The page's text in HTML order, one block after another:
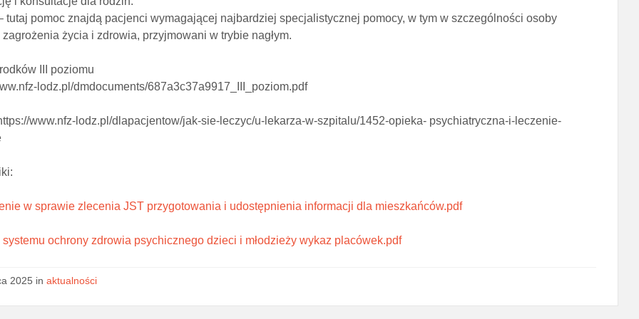
tutaj pomoc znajdą pacjenci wymagającej najbardziej specjalistycznej pomocy, w tym w szczególności osoby
życia i zdrowia, przyjmowani w trybie nagłym.
III poziomu
lodz.pl/dmdocuments/687a3c37a9917_III_poziom.pdf
www.nfz-lodz.pl/dlapacjentow/jak-sie-leczyc/u-lekarza-w-szpitalu/1452-opieka- psychiatryczna-i-leczenie-
w sprawie zlecenia JST przygotowania i udostępnienia informacji dla mieszkańców.pdf
ochrony zdrowia psychicznego dzieci i młodzieży wykaz placówek.pdf
2025 in aktualności